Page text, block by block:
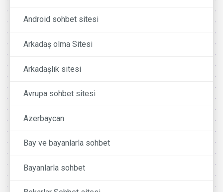
Android sohbet sitesi
Arkadaş olma Sitesi
Arkadaşlık sitesi
Avrupa sohbet sitesi
Azerbaycan
Bay ve bayanlarla sohbet
Bayanlarla sohbet